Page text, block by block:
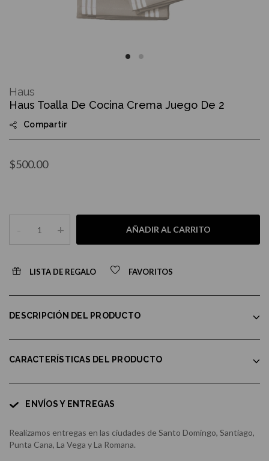
the
beginning
the
images
Haus Toalla De Cocina Crema Juego De 2
Compartir
$500.00
- + AÑADIR AL CARRITO
LISTA DE REGALO FAVORITOS
Haus
DESCRIPCIÓN DEL PRODUCTO
CARACTERÍSTICAS DEL PRODUCTO
ENVÍOS Y ENTREGAS
Realizamos entregas en las ciudades de Santo Domingo, Santiago,
Punta Cana, La Vega y La Romana.